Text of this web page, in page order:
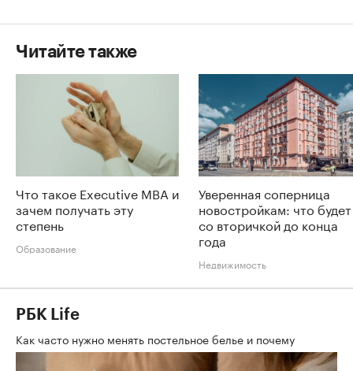
Читайте также
Что такое Executive MBA и
зачем получать эту
степень
Образование
Уверенная соперница
новостройкам: что будет
со вторичкой до конца
года
Недвижимость
РБК Life
Как часто нужно менять постельное белье и почему